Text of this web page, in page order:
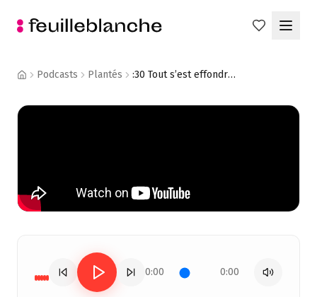
Podcasts Plantés :30 Tout s’est effondré en un coup de fil - Anaïs Helie-Beugin - Tech’ Talents
0:00 0:00